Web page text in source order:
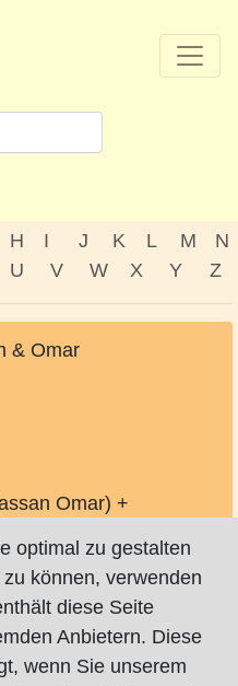
H I J K L M
N
U V W X Y Z
& Omar
Omar) +
omar.de
omar.de
optimal zu gestalten
können, verwenden
diese Seite
Anbietern. Diese
wenn Sie unserem